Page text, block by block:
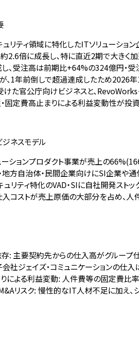
リティ領域に特化したITソリューショ
2.6倍に成長し、特に直近2期で大きく
、受注高は前期比+64%の324億円・
、1年前倒しで超過達成したため2026
た官公庁向けビジネスと、
固定費高止まりによる利益変動性が投
ネスモデル
ションプロダクト事業が売上の
方自治体・民間企業向けにSI企業や
リティ特化のVAD・SIに自社開発スト
入コストが売上原価の大部分を占め、
: 主要契約先からの仕入高がグループ
社ジェイズ・コミュニケーションの仕
による利益変動: 人件費等の固定費比
リスク: 慢性的なIT人材不足に加え